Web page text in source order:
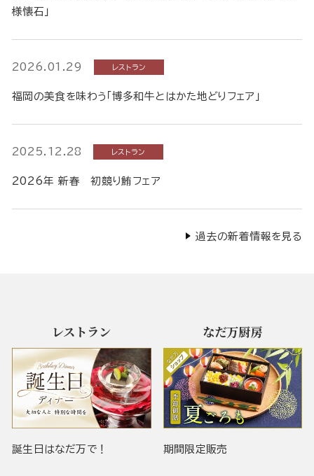
様懐石」
2026.01.29 レストラン
福岡の美食を味わう「博多和牛とはかた地どりフェア」
2025.12.28 レストラン
2026年 新春 初競り鮪フェア
過去の新着情報を見る
レストラン
誕生日はなだ万で！
なだ万厨房
期間限定販売